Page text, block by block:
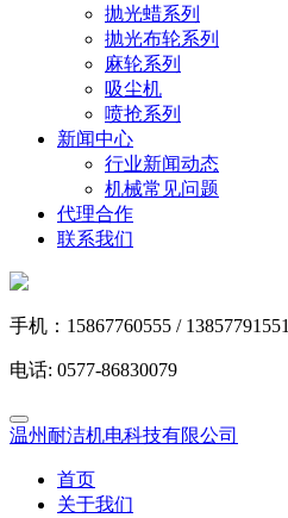
抛光蜡系列
抛光布轮系列
麻轮系列
吸尘机
喷抢系列
新闻中心
行业新闻动态
机械常见问题
代理合作
联系我们
手机：15867760555 / 13857791551
电话: 0577-86830079
温州耐洁机电科技有限公司
首页
关于我们